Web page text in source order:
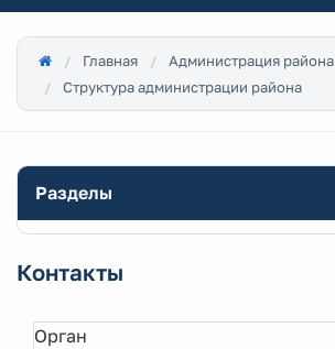
Главная Администрация района
Структура администрации района
Разделы
Контакты
Орган